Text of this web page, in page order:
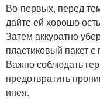
Во-первых, перед
дайте ей хорошо
Затем аккуратно
пластиковый пакет
Важно соблюдать
предотвратить
инея.